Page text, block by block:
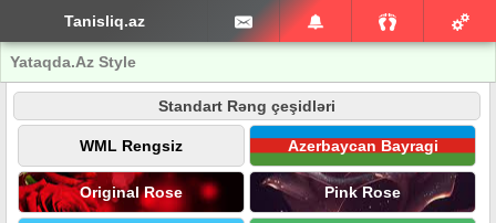
Tanisliq.az
Yataqda.Az Style
Standart Rəng çeşidləri
WML Rengsiz Azerbaycan Bayragi
Original Rose Pink Rose